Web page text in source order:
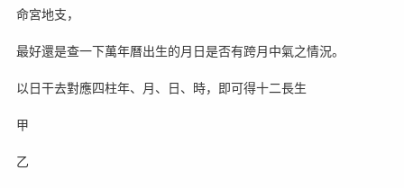
命宮地支，
最好還是查一下萬年曆出生的月日是否有跨月中氣之情況。
以日干去對應四柱年、月、日、時，即可得十二長生
甲
乙